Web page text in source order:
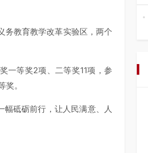
务教育教学改革实验区，两个
一等奖2项、二等奖11项，参
。
幅砥砺前行，让人民满意、人